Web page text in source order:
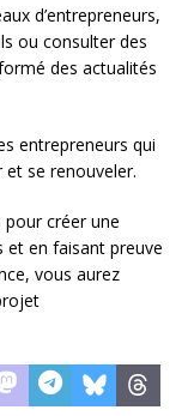
d’entrepreneurs,
ou consulter des
des actualités
entrepreneurs qui
et se renouveler.
créer une
et en faisant preuve
vous aurez